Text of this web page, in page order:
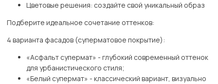
Цветовые решения: создайте свой уникальный образ
Подберите идеальное сочетание оттенков:
4 варианта фасадов (суперматовое покрытие):
«Асфальт супермат» - глубокий современный оттенок
для урбанистического стиля;
«Белый супермат» - классический вариант, визуально